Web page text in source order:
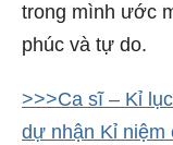
trong mình ước
phúc và tự do.
>>>Ca sĩ – Kỉ
dự nhận Kỉ niệm